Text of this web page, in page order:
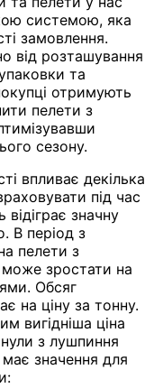
системою, яка
замовлення.
від розташування
та
отримують
пелети з
сезону.
впливає декілька
під час
відіграє значну
В період з
пелети з
може зростати на
Обсяг
на ціну за тонну.
вигідніша ціна
з лушпиння
значення для